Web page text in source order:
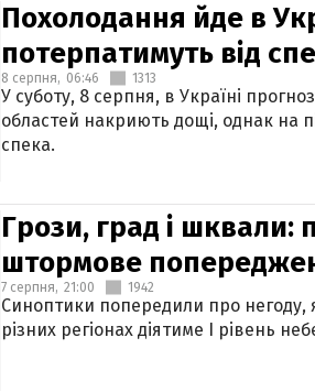
Похолодання йде в
потерпатимуть від
8 серпня, 06:46 1313
У суботу, 8 серпня, в Україні
областей накриють дощі, однак на
спека.
Грози, град і шквали:
штормове
7 серпня, 21:00 1942
Синоптики попередили про негоду,
різних регіонах діятиме І рівень